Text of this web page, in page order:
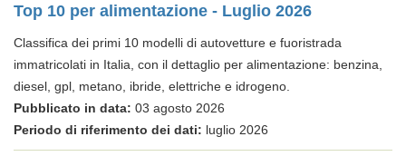
Top 10 per alimentazione - Luglio 2026
Classifica dei primi 10 modelli di autovetture e fuoristrada
immatricolati in Italia, con il dettaglio per alimentazione: benzina,
diesel, gpl, metano, ibride, elettriche e idrogeno.
Pubblicato in data: 03 agosto 2026
Periodo di riferimento dei dati: luglio 2026